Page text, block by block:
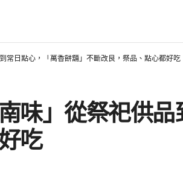
常日點心，「萬香餅舖」不斷改良，祭品、點心都好吃
味」從祭祀供
吃